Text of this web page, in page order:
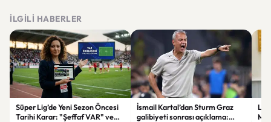
İLGILI HABERLER
Süper Lig’de Yeni Sezon Öncesi
Tarihi Karar: "Şeffaf VAR" ve
İsmail Kartal’dan Sturm Graz
galibiyeti sonrası açıklama: